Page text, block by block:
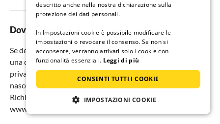
Dove si prenota al meglio una vacanza a Bad Ischl?
Se desiderate massima libertà in vacanza, allora prenotate
una casa vacanze o un appartamento direttamente da
privati: contatto diretto con il padrone di casa, nessun costo
nascosto, un'ampia scelta di alloggi per ogni tipo di vacanza.
Richiedete direttamente il vostro alloggio preferito su
www.ferienhausmiete.de.
descritto anche nella nostra dichiarazione sulla
protezione dei dati personali.
In Impostazioni cookie è possibile modificare le
impostazioni o revocare il consenso. Se non si
acconsente, verranno attivati solo i cookie con
funzionalità essenziali. Leggi di più
CONSENTI TUTTI I COOKIE
IMPOSTAZIONI COOKIE